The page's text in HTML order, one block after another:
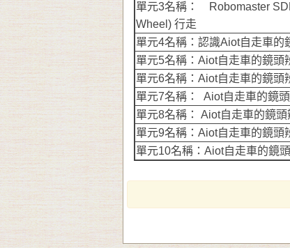
單元3名稱： Robomaster
Wheel)行走
單元4名稱：認識Aiot自走車的
單元5名稱：Aiot自走車的鏡頭
單元6名稱：Aiot自走車的鏡頭
單元7名稱： Aiot自走車的鏡
單元8名稱： Aiot自走車的鏡
單元9名稱：Aiot自走車的鏡頭
單元10名稱：Aiot自走車的鏡